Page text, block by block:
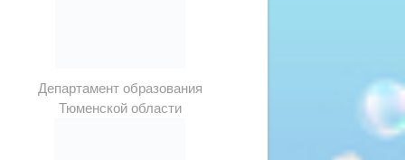
Департамент образования
Тюменской области